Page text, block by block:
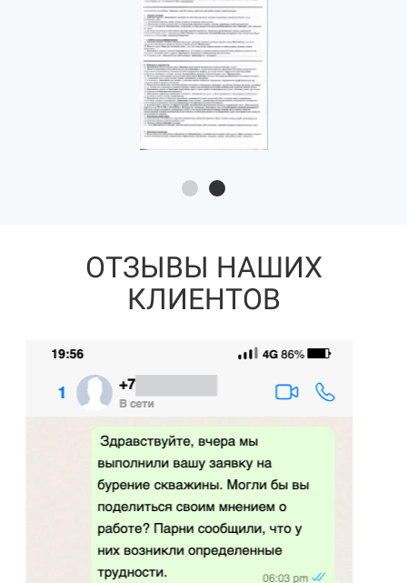
ОТЗЫВЫ НАШИХ
КЛИЕНТОВ